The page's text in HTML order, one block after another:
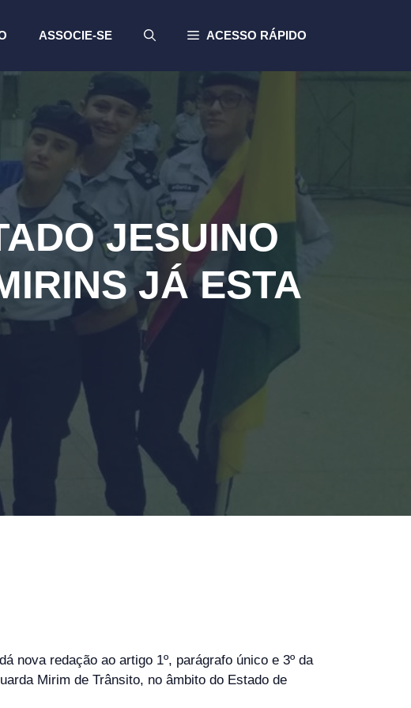
ASSOCIE-SE ACESSO RÁPIDO
JESUINO
JÁ ESTA
nova redação ao artigo 1º, parágrafo único e 3º da
Mirim de Trânsito, no âmbito do Estado de